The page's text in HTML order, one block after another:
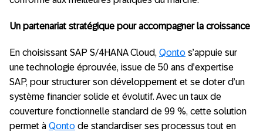
Un partenariat stratégique pour accompagner la croissance
En choisissant SAP S/4HANA Cloud, Qonto s’appuie sur
une technologie éprouvée, issue de 50 ans d’expertise
SAP, pour structurer son développement et se doter d’un
système financier solide et évolutif. Avec un taux de
couverture fonctionnelle standard de 99 %, cette solution
permet à Qonto de standardiser ses processus tout en